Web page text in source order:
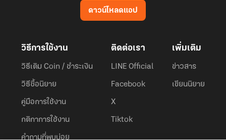
ดาวน์โหลดแอป
วิธีการใช้งาน
วิธีเติม Coin / ชำระเงิน
วิธีซื้อนิยาย
คู่มือการใช้งาน
กติกาการใช้งาน
คำถามที่พบบ่อย
ติดต่อเรา
LINE Official
Facebook
X
Tiktok
เพิ่มเติม
ข่าวสาร
เขียนนิยาย